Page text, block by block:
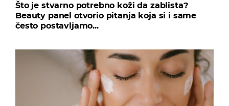
Što je stvarno potrebno koži da zablista?
Beauty panel otvorio pitanja koja si i same
često postavljamo...